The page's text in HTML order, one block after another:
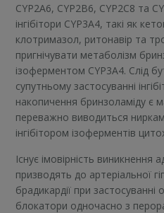
CYP2A6, CYP2B6, CYP2С8 та
інгібітори CYP3A4, такі як
клотримазол, ритонавір та
пригнічувати метаболізм
ізоферментом CYP3A4. Слід
супутньому застосуванні
накопичення бринзоламіду є
переважно виводиться
інгібітором ізоферментів
Існує імовірність
призводять до артеріальної
брадикардії при застосуванні
блокатори одночасно з